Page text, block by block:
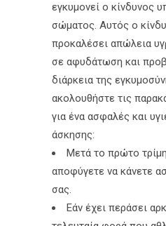
εγκυμονεί ο κίνδυνος
σώματος. Αυτός ο
προκαλέσει απώλεια
σε αφυδάτωση και
διάρκεια της
ακολουθήστε τις
για ένα ασφαλές και
άσκησης:
Μετά το πρώτο
αποφύγετε να κάνετε
σας.
Εάν έχει περάσει